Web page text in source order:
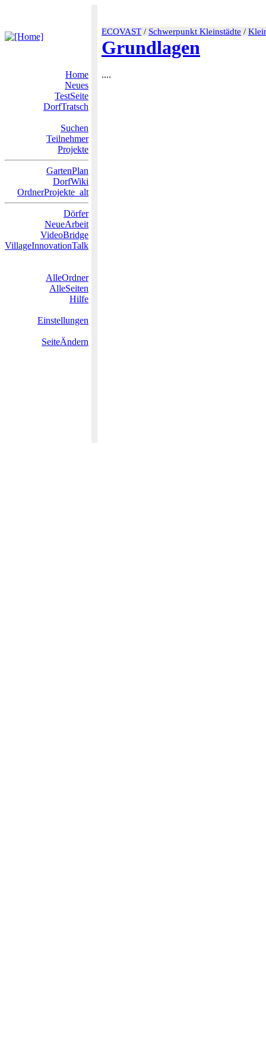
ECOVAST / Schwerpunkt Kleinstädte /
Grundlagen
Home
Neues
TestSeite
DorfTratsch
Suchen
Teilnehmer
Projekte
GartenPlan
DorfWiki
OrdnerProjekte_alt
Dörfer
NeueArbeit
VideoBridge
VillageInnovationTalk
AlleOrdner
AlleSeiten
Hilfe
Einstellungen
SeiteÄndern
....